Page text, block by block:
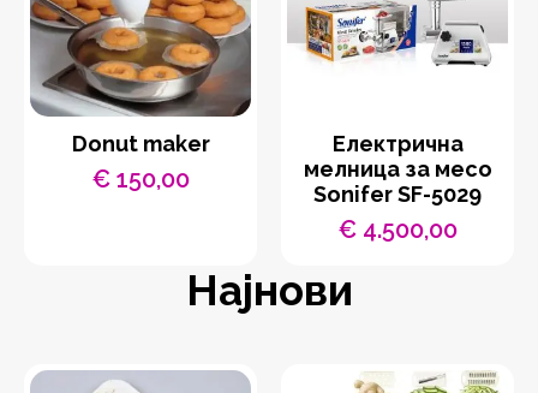
Donut maker
€150,00
Eлектрична
мелница за месо
Sonifer SF-5029
€4.500,00
Најнови